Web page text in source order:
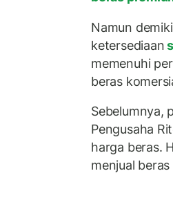
Namun
ketersediaan
memenuhi
beras
Sebelumnya,
Pengusaha
harga beras.
menjual